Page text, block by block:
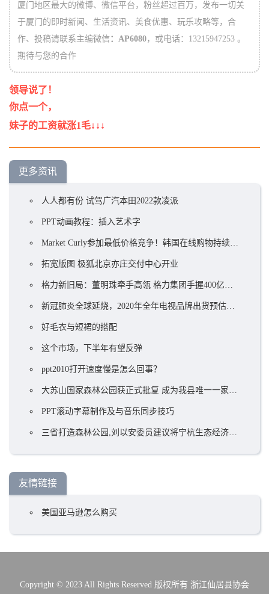
厦门地区最大的微博、微信平台，粉丝超过百万，发布一切关
于厦门的即时新闻、生活资讯、美食优惠、玩乐攻略等，合
作、投稿请联系主编微信 ：AP6080，或电话：13215947253 。
期待与您的合作
领导说了！
你点一个，
妹子的工资就涨1毛↓↓↓
更多资讯
人人都有份 试驾广汽本田2022款凌派
PPT动画教程：插入艺术字
Market Curly参加最低价格竞争！韩国在线购物持续火爆
拓宽版图 极狐北京亦庄交付中心开业
格力新旧局：董明珠牵手高瓴 格力集团手握400亿却前途未卜？ ...
新冠肺炎全球延烧，2020年全年电视品牌出货预估衰退5.8%
好毛衣与短裙的搭配
这个市场，下半年有望反弹
ppt2010打开速度慢是怎么回事？
大苏山国家森林公园获正式批复 成为我县唯一一家国家4A级旅游景区
PPT滚动字幕制作及与音乐同步技巧
三省打造森林公园,刘以安委员建议将宁杭生态经济带上升到国家战略!
友情链接
美国亚马逊怎么购买
Copyright © 2023 All Rights Reserved 版权所有 浙江仙居县协会